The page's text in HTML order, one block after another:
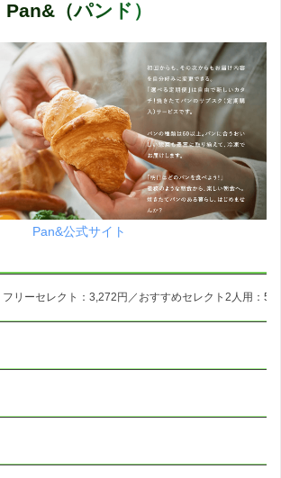
Pan&（パンド）
Pan&公式サイト
フリーセレクト：3,272円／おすすめセレクト2人用：